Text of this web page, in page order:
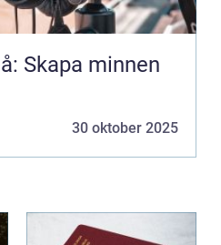
Skapa minnen
30 oktober 2025